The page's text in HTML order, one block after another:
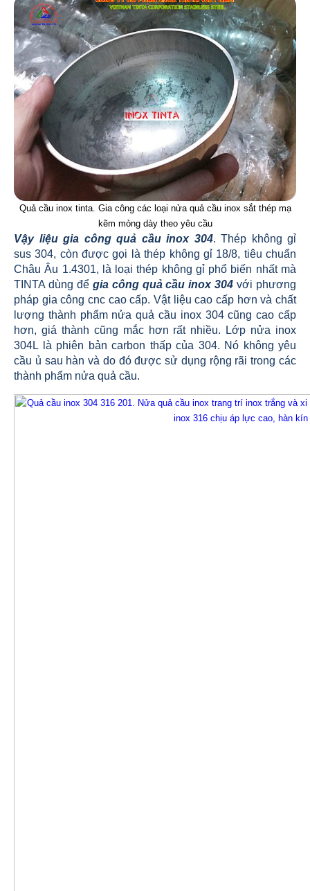
Quả cầu inox tinta. Gia công các loại nửa quả cầu inox sắt thép mạ
kẽm mỏng dày theo yêu cầu
Vậy liệu gia công quả cầu inox 304. Thép không gỉ
sus 304, còn được gọi là thép không gỉ 18/8, tiêu chuẩn
Châu Âu 1.4301, là loại thép không gỉ phổ biến nhất mà
TINTA dùng để gia công quả cầu inox 304 với phương
pháp gia công cnc cao cấp. Vật liệu cao cấp hơn và chất
lượng thành phẩm nửa quả cầu inox 304 cũng cao cấp
hơn, giá thành cũng mắc hơn rất nhiều. Lớp nửa inox
304L là phiên bản carbon thấp của 304. Nó không yêu
cầu ủ sau hàn và do đó được sử dụng rộng rãi trong các
thành phẩm nửa quả cầu.